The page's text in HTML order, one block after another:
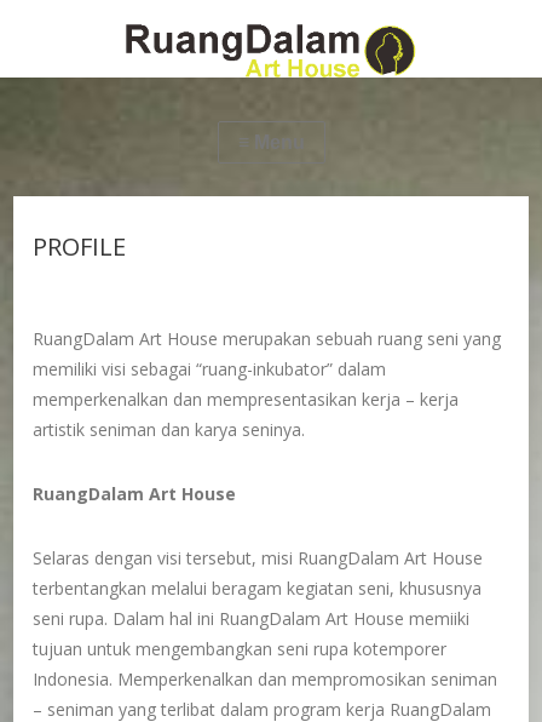
PROFILE
RuangDalam Art House merupakan sebuah ruang seni yang
memiliki visi sebagai “ruang-inkubator” dalam
memperkenalkan dan mempresentasikan kerja – kerja
artistik seniman dan karya seninya.
RuangDalam Art House
Selaras dengan visi tersebut, misi RuangDalam Art House
terbentangkan melalui beragam kegiatan seni, khususnya
seni rupa. Dalam hal ini RuangDalam Art House memiiki
tujuan untuk mengembangkan seni rupa kotemporer
Indonesia. Memperkenalkan dan mempromosikan seniman
– seniman yang terlibat dalam program kerja RuangDalam